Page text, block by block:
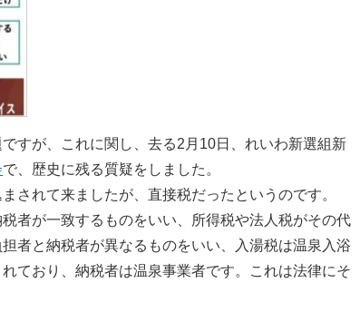
すが、これに関し、去る2月10日、れいわ新選組新
で、歴史に残る質疑をしました。
されて来ましたが、直接税だったというのです。
者が一致するものをいい、所得税や法人税がその代
者と納税者が異なるものをいい、入湯税は温泉入浴
ており、納税者は温泉事業者です。これは法律にそ